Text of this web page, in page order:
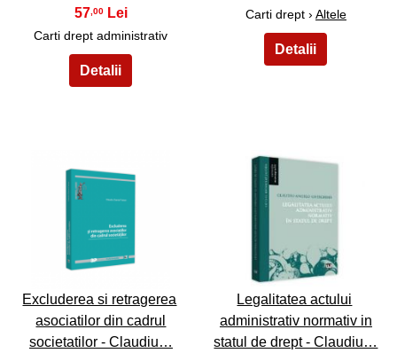
57,00
Carti drept administrativ
Carti drept › Altele
41
Excluderea si retragerea
asociatilor din cadrul
societatilor - Claudiu…
Legalitatea actului
administrativ normativ in
statul de drept - Claudiu…